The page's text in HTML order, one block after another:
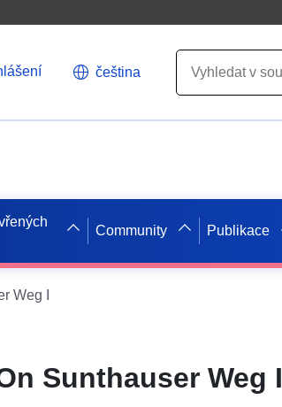
čeština
Community Publikace
Weg I
Sunthauser Weg I